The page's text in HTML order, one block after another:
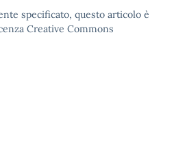
specificato, questo articolo è
Creative Commons